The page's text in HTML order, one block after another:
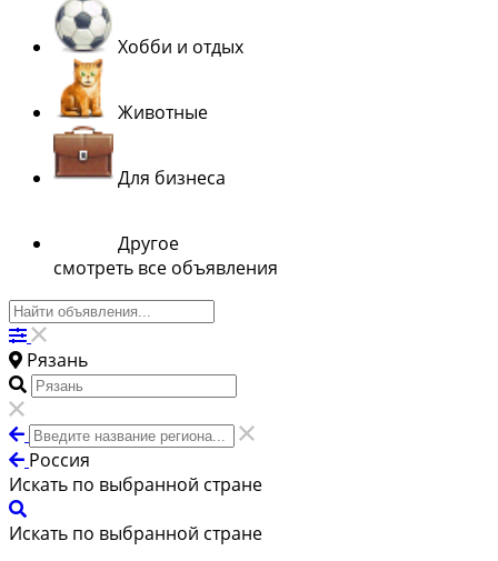
Хобби и отдых
Животные
Для бизнеса
Другое
смотреть все объявления
Рязань
Россия
Искать по выбранной стране
Искать по выбранной стране